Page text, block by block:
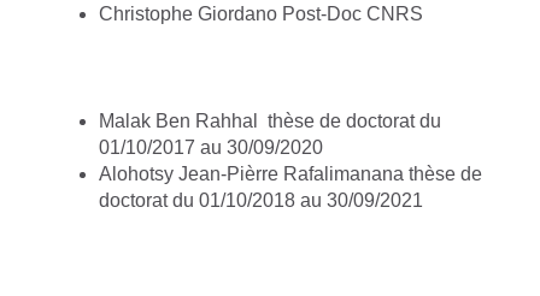
Christophe Giordano Post-Doc CNRS
Malak Ben Rahhal
thèse de doctorat du
01/10/2017 au 30/09/2020
Alohotsy Jean-Pièrre Rafalimanana thèse de
doctorat du 01/10/2018 au 30/09/2021